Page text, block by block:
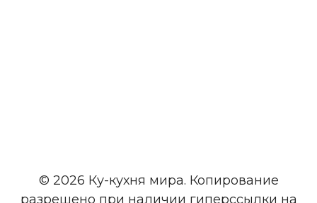
© 2026 Ку-кухня мира. Копирование
разрешено при наличии гиперссылки на